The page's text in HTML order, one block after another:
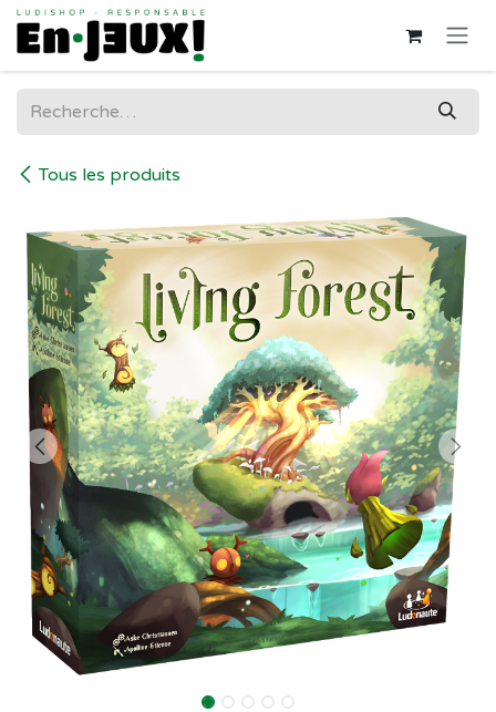
Se rendre au contenu
Tous les produits